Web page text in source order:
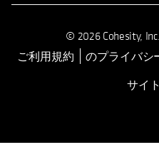
© 2026 Cohesity,
ご利用規約 新しいタブで開く
のプライバシ
サイ